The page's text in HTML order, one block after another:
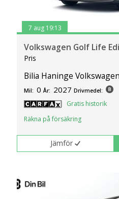
7 aug 19:13
Volkswagen Golf Life
Pris
Bilia Haninge Volkswagen
Mil: 0 År: 2027 Drivmedel:
Gratis historik
Räkna på försäkring
Jämför